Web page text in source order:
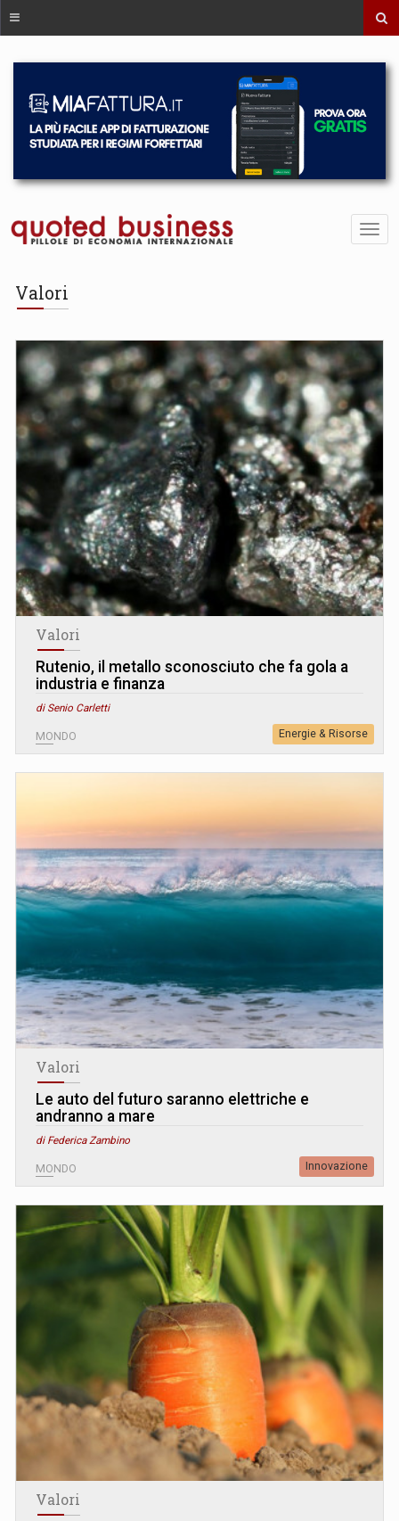
Valori
Valori
Rutenio, il metallo sconosciuto che fa gola a
industria e finanza
di Senio Carletti
MONDO Energie & Risorse
Valori
Le auto del futuro saranno elettriche e
andranno a mare
di Federica Zambino
MONDO Innovazione
Valori